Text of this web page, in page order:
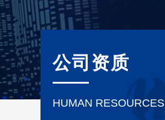
公司资质
HUMAN RESOURCES